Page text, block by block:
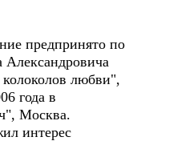
предпринято по
Александровича
любви",
года в
Москва.
интерес